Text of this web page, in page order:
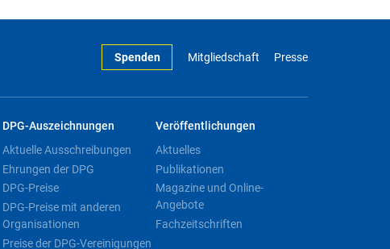
Spenden Mitgliedschaft Presse
DPG-Auszeichnungen
Aktuelle Ausschreibungen
Ehrungen der DPG
DPG-Preise
DPG-Preise mit anderen
Organisationen
Preise der DPG-Vereinigungen
Veröffentlichungen
Aktuelles
Publikationen
Magazine und Online-
Angebote
Fachzeitschriften